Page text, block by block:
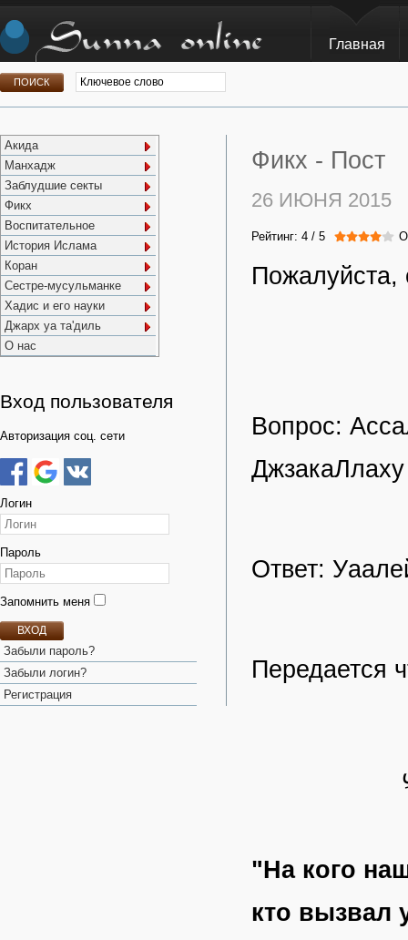
Главная
Акида
Манхадж
Заблудшие секты
Фикх
Воспитательное
История Ислама
Коран
Сестре-мусульманке
Хадис и его науки
Джарх уа та'диль
О нас
Вход пользователя
Авторизация соц. сети
Логин
Пароль
Запомнить меня
ВХОД
Забыли пароль?
Забыли логин?
Регистрация
Фикх - Пост
26 ИЮНЯ 2015
Рейтинг: 4 / 5
Пожалуйста,
Вопрос:
Ответ:
Передается
"На кого
кто вызвал